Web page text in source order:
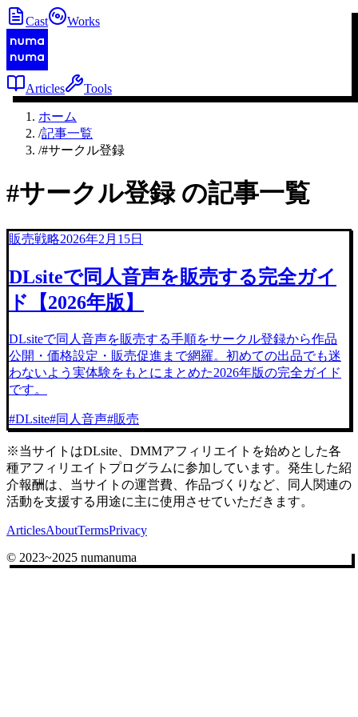
Cast Works
Articles Tools
ホーム
/記事一覧
/#サークル登録
#サークル登録の記事一覧
販売戦略2026年2月15日
DLsiteで同人音声を販売する完全ガイ
ド【2026年版】
DLsiteで同人音声を販売する手順をサークル登録から作品
公開・価格設定・販売促進まで網羅。初めての出品でも迷
わないよう実体験をもとにまとめた2026年版の完全ガイド
です。
#DLsite#同人音声#販売
※当サイトはDLsite、DMMアフィリエイトを始めとした各
種アフィリエイトプログラムに参加しています。発生した紹
介報酬は、当サイトの運営費、作品づくりなど、同人関連の
活動を支援する用途に主に使用させていただきます。
ArticlesAboutTermsPrivacy
© 2023~2025 numanuma